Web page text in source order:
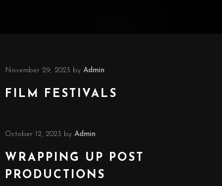
November 29, 2023 by Admin
FILM FESTIVALS
October 12, 2023 by Admin
WRAPPING UP POST
PRODUCTIONS